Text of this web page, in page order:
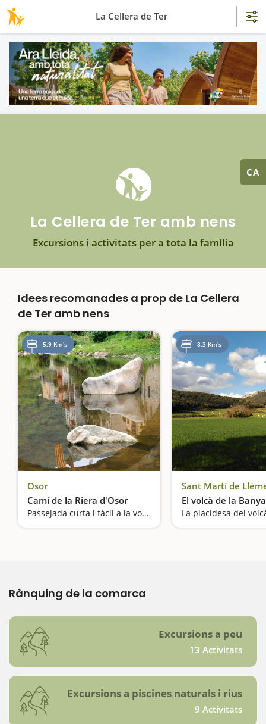
CA
La Cellera de Ter amb nens
Excursions i activitats per a tota la família
Idees recomanades a prop de La Cellera
de Ter amb nens
5,9 Km's
Osor
Camí de la Riera d'Osor
Passejada curta i fàcil a la vora de la riera
8,3 Km's
Sant Martí de
El volcà de la
La placidesa del
Rànquing de la comarca
Excursions a peu
13 Activitats
Excursions a piscines naturals i rius
9 Activitats
La Cellera de Ter